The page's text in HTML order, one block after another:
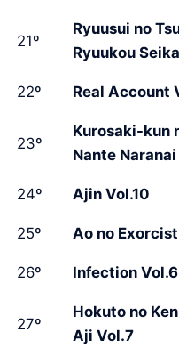
21º
Ryuusui no
Ryuukou
22º Real Account
23º
Kurosaki-kun
Nante
24º Ajin Vol.10
25º Ao no
26º Infection Vol.6
27º
Hokuto no
Aji Vol.7